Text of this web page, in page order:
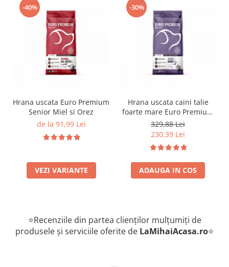
-40%
Hrana uscata Euro Premium
Senior Miel si Orez
de la 91,99 Lei
VEZI VARIANTE
-30%
Hrana uscata caini talie
foarte mare Euro Premium
Giant Adult pui si orez 15
Kg
329,88 Lei
230,39 Lei
ADAUGA IN COS
⭐Recenziile din partea clienților mulțumiți de
produsele și serviciile oferite de LaMihaiAcasa.ro⭐